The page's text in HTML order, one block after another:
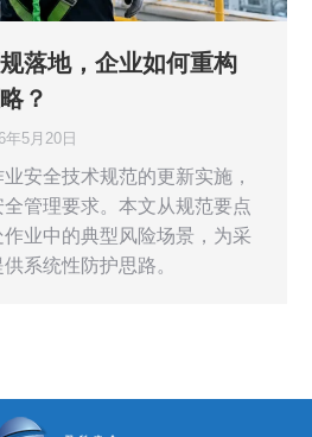
落地，企业如何重构
？
年5月20日
安全技术规范的更新实施，
管理要求。本文从规范要点
业中的典型风险场景，为采
系统性防护思路。